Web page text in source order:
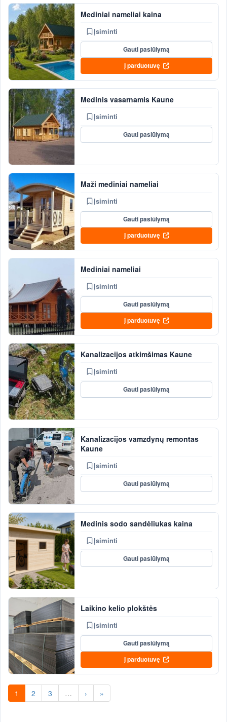
Mediniai nameliai kaina
Įsiminti
Gauti pasiūlymą
Į parduotuvę
Medinis vasarnamis Kaune
Įsiminti
Gauti pasiūlymą
Maži mediniai nameliai
Įsiminti
Gauti pasiūlymą
Į parduotuvę
Mediniai nameliai
Įsiminti
Gauti pasiūlymą
Į parduotuvę
Kanalizacijos atkimšimas Kaune
Įsiminti
Gauti pasiūlymą
Kanalizacijos vamzdynų remontas
Kaune
Įsiminti
Gauti pasiūlymą
Medinis sodo sandėliukas kaina
Įsiminti
Gauti pasiūlymą
Laikino kelio plokštės
Įsiminti
Gauti pasiūlymą
Į parduotuvę
1 2 3 … › »